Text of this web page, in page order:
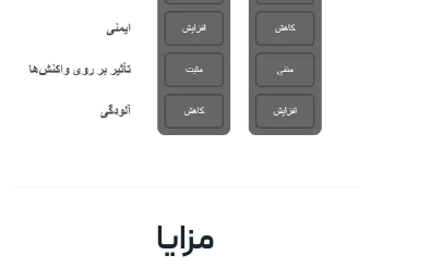
مزایا